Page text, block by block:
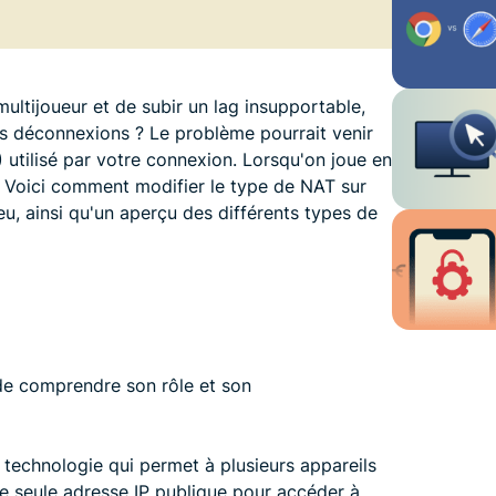
et de subir un lag insupportable,
déconnexions ? Le problème pourrait venir
par votre connexion. Lorsqu'on joue en
comment modifier le type de NAT sur
ainsi qu'un aperçu des différents types de
comprendre son rôle et son
qui permet à plusieurs appareils